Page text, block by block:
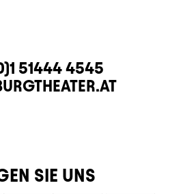
51444 4545
SIE UNS